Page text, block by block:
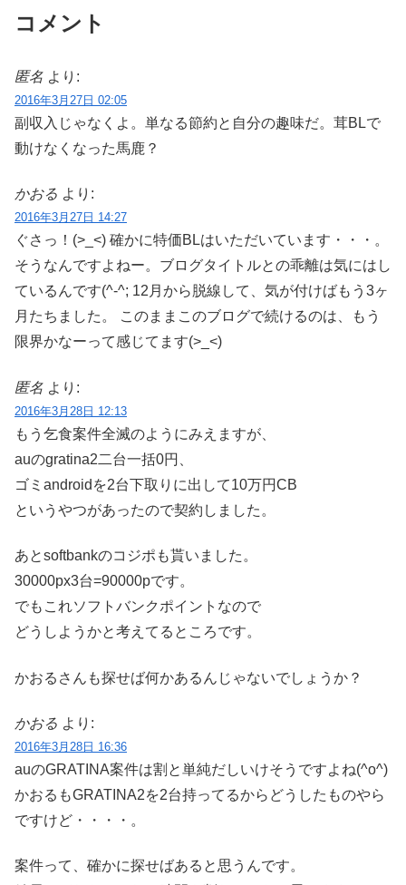
コメント
匿名 より:
2016年3月27日 02:05
副収入じゃなくよ。単なる節約と自分の趣味だ。茸BLで
動けなくなった馬鹿？
かおる より:
2016年3月27日 14:27
ぐさっ！(>_<) 確かに特価BLはいただいています・・・。
そうなんですよねー。ブログタイトルとの乖離は気にはし
ているんです(^-^; 12月から脱線して、気が付けばもう3ヶ
月たちました。 このままこのブログで続けるのは、もう
限界かなーって感じてます(>_<)
匿名 より:
2016年3月28日 12:13
もう乞食案件全滅のようにみえますが、
auのgratina2二台一括0円、
ゴミandroidを2台下取りに出して10万円CB
というやつがあったので契約しました。
あとsoftbankのコジポも貰いました。
30000px3台=90000pです。
でもこれソフトバンクポイントなので
どうしようかと考えてるところです。
かおるさんも探せば何かあるんじゃないでしょうか？
かおる より:
2016年3月28日 16:36
auのGRATINA案件は割と単純だしいけそうですよね(^o^)
かおるもGRATINA2を2台持ってるからどうしたものやら
ですけど・・・・。
案件って、確かに探せばあると思うんです。